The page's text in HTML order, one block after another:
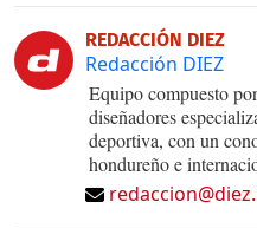
REDACCIÓN DIEZ
Redacción DIEZ
Equipo compuesto
diseñadores
deportiva, con un
hondureño e